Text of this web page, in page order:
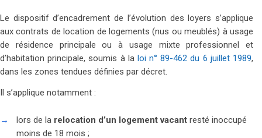
Le dispositif d’encadrement de l’évolution des loyers s’applique
aux contrats de location de logements (nus ou meublés) à usage
de résidence principale ou à usage mixte professionnel et
d’habitation principale, soumis à la loi n° 89-462 du 6 juillet 1989,
dans les zones tendues définies par décret.
Il s’applique notamment :
lors de la relocation d’un logement vacant resté inoccupé
moins de 18 mois ;